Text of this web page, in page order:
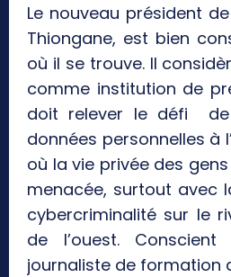
Le nouveau président
Thiongane, est bien
où il se trouve. Il
comme institution de
doit relever le défi de
données personnelles à
où la vie privée des
menacée, surtout avec
cybercriminalité sur le
de l’ouest.
journaliste de formation